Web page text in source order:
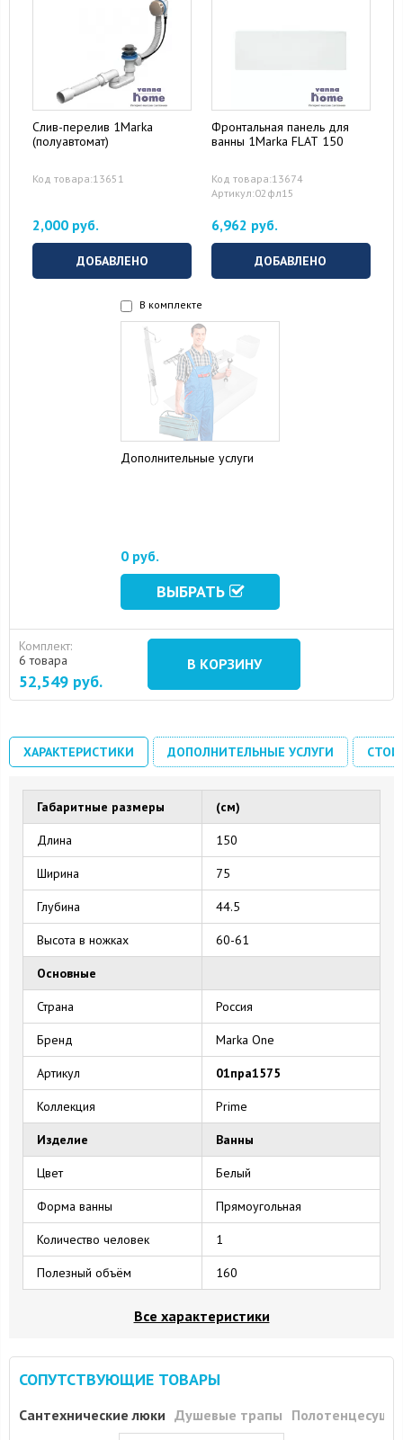
16 August 2024
Слив-перелив 1Marka
(полуавтомат)
Код товара:13651
2,000 руб.
ДОБАВЛЕНО
Фронтальная панель для
ванны 1Marka FLAT 150
Код товара:13674
Артикул:02фл15
6,962 руб.
ДОБАВЛЕНО
В комплекте
Дополнительные услуги
0 руб.
ВЫБРАТЬ
Комплект:
6 товара
52,549 руб.
В КОРЗИНУ
ХАРАКТЕРИСТИКИ ДОПОЛНИТЕЛЬНЫЕ УСЛУГИ
Габаритные размеры (см)
Длина 150
Ширина 75
Глубина 44.5
Высота в ножках 60-61
Основные
Страна Россия
Бренд Marka One
Артикул 01пра1575
Коллекция Prime
Изделие Ванны
Цвет Белый
Форма ванны Прямоугольная
Количество человек 1
Полезный объём 160
Все характеристики
СОПУТСТВУЮЩИЕ ТОВАРЫ
Сантехнические люки Душевые трапы